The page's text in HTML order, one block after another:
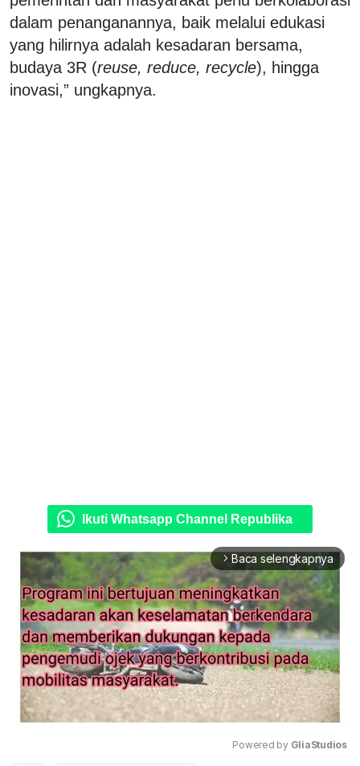
dalam penanganannya, baik melalui edukasi
yang hilirnya adalah kesadaran bersama,
budaya 3R (reuse, reduce, recycle), hingga
inovasi,” ungkapnya.
Ikuti Whatsapp Channel Republika
arrow_forward_ios Baca selengkapnya
Powered by GliaStudios